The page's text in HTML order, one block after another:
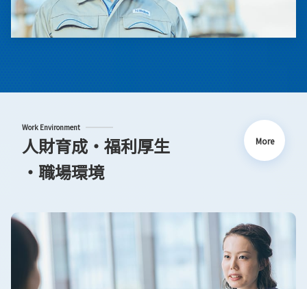
Work Environment
人財育成・福利厚生
・職場環境
More